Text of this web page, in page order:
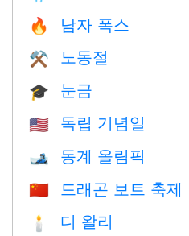
🔥 남자 폭스
⚒️ 노동절
🎓 눈금
🇺🇸 독립 기념일
🎿 동계 올림픽
🇨🇳 드래곤 보트 축제
🕯 디 왈리